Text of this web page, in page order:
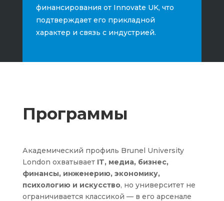
финансирования от Innovate UK, что
подтверждает его прикладной
характер и связь с индустрией.
Программы
Академический профиль Brunel University
London охватывает IT, медиа, бизнес,
финансы, инженерию, экономику,
психологию и искусство, но университет не
ограничивается классикой — в его арсенале